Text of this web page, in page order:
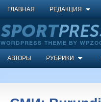
ГЛАВНАЯ РЕДАКЦИЯ
АВТОРЫ РУБРИКИ